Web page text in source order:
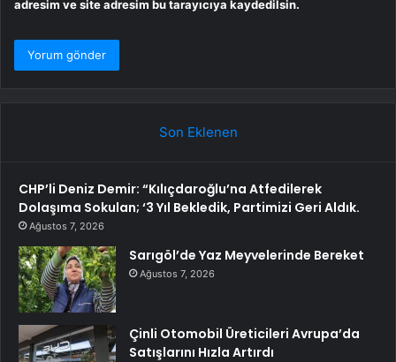
adresim ve site adresim bu tarayıcıya kaydedilsin.
Son Eklenen
CHP’li Deniz Demir: “Kılıçdaroğlu’na Atfedilerek
Dolaşıma Sokulan; ‘3 Yıl Bekledik, Partimizi Geri Aldık.
Ağustos 7, 2026
Sarıgöl’de Yaz Meyvelerinde Bereket
Ağustos 7, 2026
Çinli Otomobil Üreticileri Avrupa’da
Satışlarını Hızla Artırdı